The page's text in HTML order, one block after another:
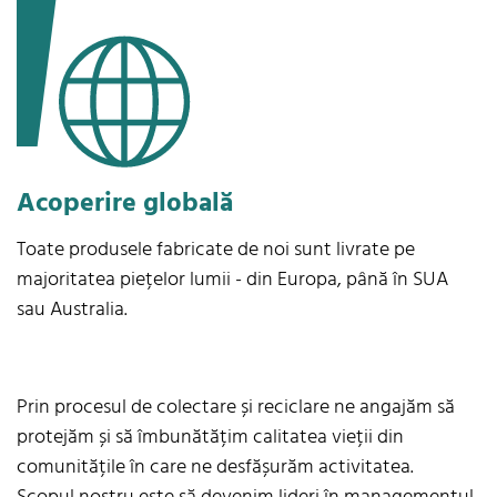
Acoperire globală
Toate produsele fabricate de noi sunt livrate pe
majoritatea piețelor lumii - din Europa, până în SUA
sau Australia.
Prin procesul de colectare și reciclare ne angajăm să
protejăm și să îmbunătățim calitatea vieții din
comunitățile în care ne desfășurăm activitatea.